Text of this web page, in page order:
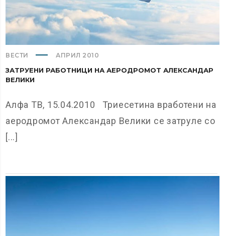
ВЕСТИ АПРИЛ 2010
ЗАТРУЕНИ РАБОТНИЦИ НА АЕРОДРОМОТ АЛЕКСАНДАР
ВЕЛИКИ
Алфа ТВ, 15.04.2010 Триесетина вработени на
аеродромот Александар Велики се затруле со
[...]